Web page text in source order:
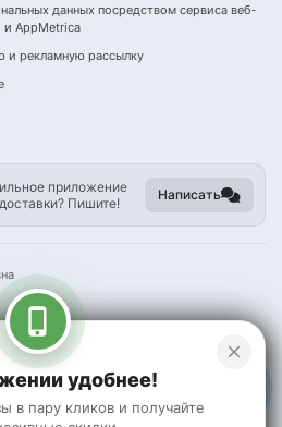
данных посредством сервиса веб-
и AppMetrica
и рекламную рассылку
приложение
Пишите!
Написать
характер и не является публичной
close
phone_iphone
удобнее!
в пару кликов и получайте